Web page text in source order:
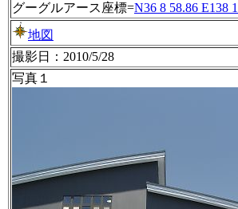
グーグルアース座標=N36 8 58.86 E138
地図
撮影日：2010/5/28
写真１